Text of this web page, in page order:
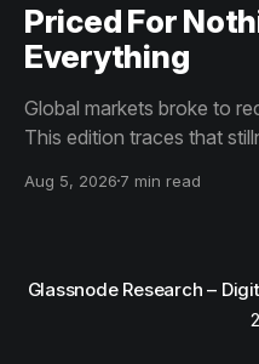
Priced For
Everything
Global markets broke to
This edition traces that
than capitulation, and an
Aug 5, 2026 7 min read
Glassnode Research –